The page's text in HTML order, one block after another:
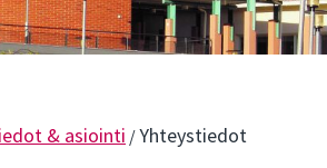
& asiointi /Yhteystiedot